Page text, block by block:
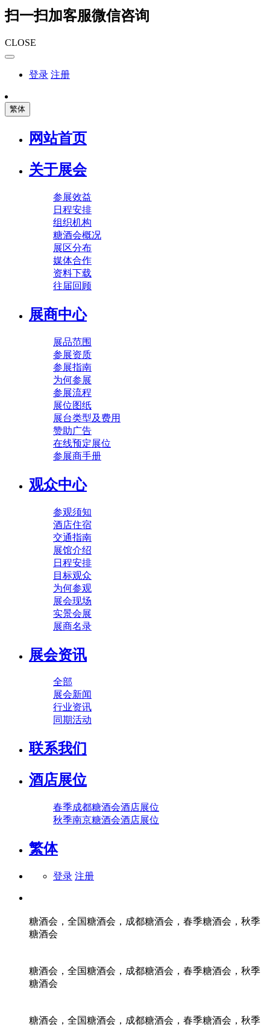
扫一扫加客服微信咨询
CLOSE
登录 注册
繁体
网站首页
关于展会
参展效益
日程安排
组织机构
糖酒会概况
展区分布
媒体合作
资料下载
往届回顾
展商中心
展品范围
参展资质
参展指南
为何参展
参展流程
展位图纸
展台类型及费用
赞助广告
在线预定展位
参展商手册
观众中心
参观须知
酒店住宿
交通指南
展馆介绍
日程安排
目标观众
为何参观
展会现场
实景会展
展商名录
展会资讯
全部
展会新闻
行业资讯
同期活动
联系我们
酒店展位
春季成都糖酒会酒店展位
秋季南京糖酒会酒店展位
繁体
登录 注册
糖酒会，全国糖酒会，成都糖酒会，春季糖酒会，秋季
糖酒会
糖酒会，全国糖酒会，成都糖酒会，春季糖酒会，秋季
糖酒会
糖酒会，全国糖酒会，成都糖酒会，春季糖酒会，秋季